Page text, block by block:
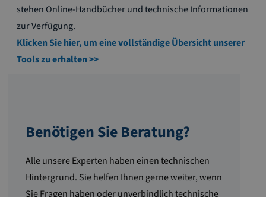
stehen Online-Handbücher und technische Informationen
zur Verfügung.
Klicken Sie hier, um eine vollständige Übersicht unserer
Tools zu erhalten >>
Benötigen Sie Beratung?
Alle unsere Experten haben einen technischen
Hintergrund. Sie helfen Ihnen gerne weiter, wenn
Sie Fragen haben oder unverbindlich technische